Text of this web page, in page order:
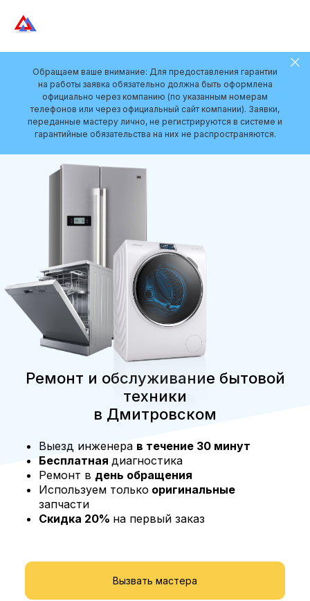
Обращаем ваше внимание: Для предоставления гарантии
на работы заявка обязательно должна быть оформлена
официально через компанию (по указанным номерам
телефонов или через официальный сайт компании). Заявки,
переданные мастеру лично, не регистрируются в системе и
гарантийные обязательства на них не распространяются.
Вызвать мастера
Ремонт и обслуживание бытовой
техники
в Дмитровском
Выезд инженера в течение 30 минут
Бесплатная диагностика
Ремонт в день обращения
Используем только оригинальные
запчасти
Скидка 20% на первый заказ